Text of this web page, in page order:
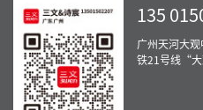
期为6个月；续展有效期10年。 商标注
册后的无效或撤销申请，一般可根据
《秘鲁商标法》下述条款提出： 1.违反
商标法规定的； 2.恶意抢注； 3.商标注
册后连续3年未在当国实际使用的，任
标形成冲突的审查。审查通过后将会安
排公告，自公告日起2个月为异议期，
任何利益相关人或在先权利人均可提出
异议，提异议的理由主要有： 1.与在先
商标冲突，如拥有在先的注册商标； 2.
商标缺乏显著性； 3.商标具有不良影
135
广州天河大
铁21号线“大